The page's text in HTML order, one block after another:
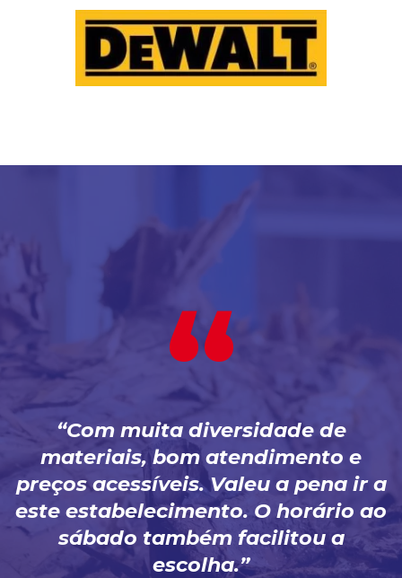
Com muita diversidade de
materiais, bom atendimento e
preços acessíveis. Valeu a pena ir a
este estabelecimento. O horário ao
sábado também facilitou a
escolha.